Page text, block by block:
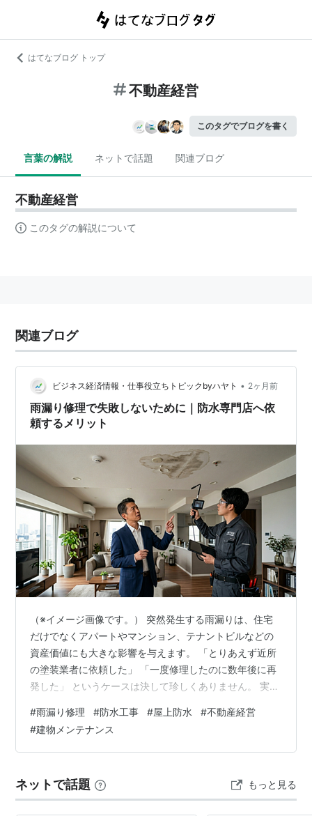
はてなブログ トップ
不動産経営
このタグでブログを書く
言葉の解説 ネットで話題 関連ブログ
不動産経営
このタグの解説について
関連ブログ
ビジネス経済情報・仕事役立ちトピックbyハヤト • 2ヶ月前
雨漏り修理で失敗しないために｜防水専門店へ依
頼するメリット
（※イメージ画像です。） 突然発生する雨漏りは、住宅
だけでなくアパートやマンション、テナントビルなどの
資産価値にも大きな影響を与えます。 「とりあえず近所
の塗装業者に依頼した」 「一度修理したのに数年後に再
発した」 というケースは決して珍しくありません。 実は
防水工事の専門知識が求められます。 本記事では、雨漏
りを根本から解決したい方に向けて、防水専門店へ依頼
するメリットについて解説します。 雨漏りは放置すると
か？ 防水専門店へ依頼するメリット ① 防水工事の専門
知識が豊富 ② 原因調査の精度が…
#雨漏り修理 #防水工事 #屋上防水 #不動産経営
#建物メンテナンス
ネットで話題 もっと見る